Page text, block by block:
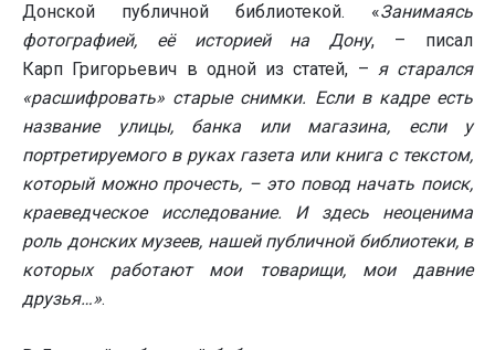
Донской публичной библиотекой. «Занимаясь
фотографией, её историей на Дону, – писал
Карп Григорьевич в одной из статей, – я старался
«расшифровать» старые снимки. Если в кадре есть
название улицы, банка или магазина, если у
портретируемого в руках газета или книга с текстом,
который можно прочесть, – это повод начать поиск,
краеведческое исследование. И здесь неоценима
роль донских музеев, нашей публичной библиотеки, в
которых работают мои товарищи, мои давние
друзья…».